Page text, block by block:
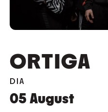
ORTIGA
DIA
05 August